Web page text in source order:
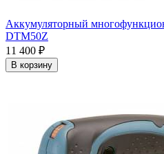
Аккумуляторный
DTM50Z
11 400 ₽
В корзину